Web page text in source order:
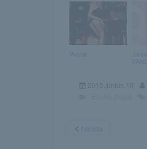
Vesna
Natalia